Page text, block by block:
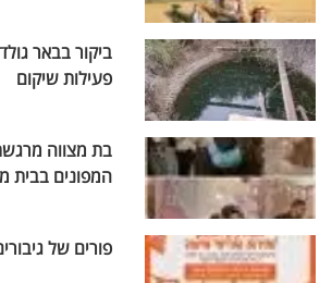
ביקור בבאר
פעילות שיקום
בת מצווה
המפונים בבית
פורים של